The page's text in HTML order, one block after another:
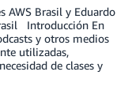
AWS Brasil y Eduardo
Introducción En
y otros medios
utilizadas,
de clases y